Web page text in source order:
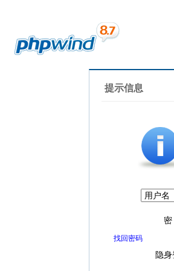
提示信息
找回密码
隐